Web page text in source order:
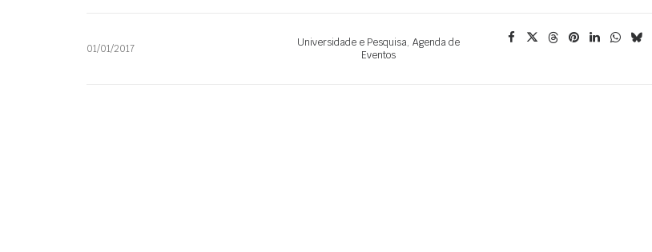
01/01/2017 Universidade e Pesquisa, Agenda de
Eventos